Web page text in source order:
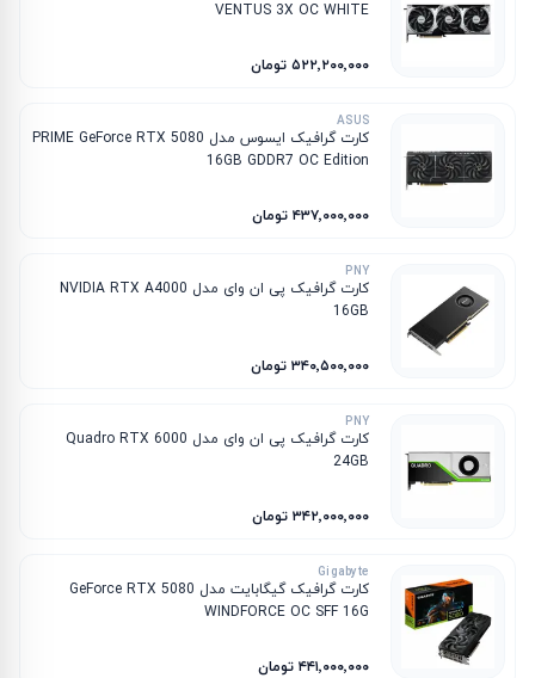
VENTUS 3X OC WHITE
۵۲۲٬۲۰۰٬۰۰۰ تومان
ASUS
کارت گرافیک ایسوس مدل PRIME GeForce RTX 5080
16GB GDDR7 OC Edition
۴۳۷٬۰۰۰٬۰۰۰ تومان
PNY
کارت گرافیک پی ان وای مدل NVIDIA RTX A4000
16GB
۳۴۰٬۵۰۰٬۰۰۰ تومان
PNY
کارت گرافیک پی ان وای مدل Quadro RTX 6000
24GB
۳۴۲٬۰۰۰٬۰۰۰ تومان
Gigabyte
کارت گرافیک گیگابایت مدل GeForce RTX 5080
WINDFORCE OC SFF 16G
۴۴۱٬۰۰۰٬۰۰۰ تومان